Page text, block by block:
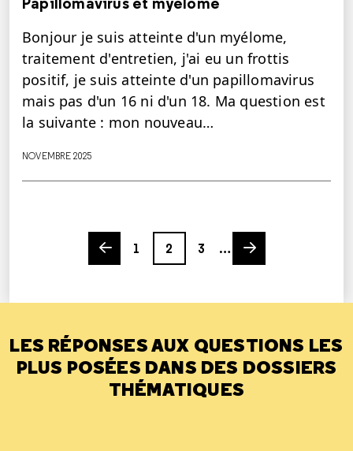
Bonjour je suis atteinte d'un myélome,
traitement d'entretien, j'ai eu un frottis
positif, je suis atteinte d'un papillomavirus
mais pas d'un 16 ni d'un 18. Ma question est
la suivante : mon nouveau…
NOVEMBRE 2025
Previous page
1
Page
2
Page
3
…
Next page
LES RÉPONSES AUX QUESTIONS LES
PLUS POSÉES DANS DES DOSSIERS
THÉMATIQUES